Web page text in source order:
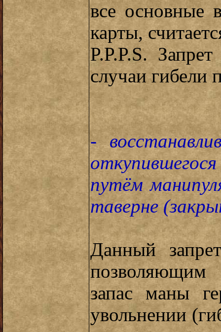
все основные
карты,
P.P.P.S.
случаи гибели
-
путём
таверне
Данный
позволяющим
запас маны
увольнении